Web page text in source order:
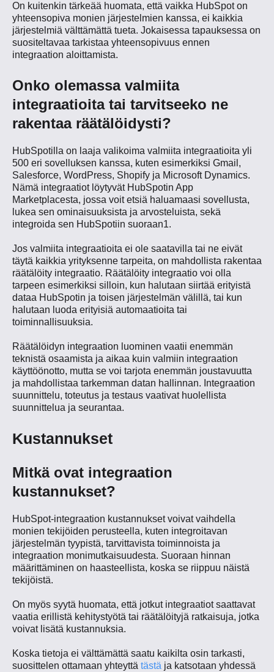
On kuitenkin tärkeää huomata, että vaikka HubSpot on
yhteensopiva monien järjestelmien kanssa, ei kaikkia
järjestelmiä välttämättä tueta. Jokaisessa tapauksessa on
suositeltavaa tarkistaa yhteensopivuus ennen
integraation aloittamista.
Onko olemassa valmiita
integraatioita tai tarvitseeko ne
rakentaa räätälöidysti?
HubSpotilla on laaja valikoima valmiita integraatioita yli
500 eri sovelluksen kanssa, kuten esimerkiksi Gmail,
Salesforce, WordPress, Shopify ja Microsoft Dynamics.
Nämä integraatiot löytyvät HubSpotin App
Marketplacesta, jossa voit etsiä haluamaasi sovellusta,
lukea sen ominaisuuksista ja arvosteluista, sekä
integroida sen HubSpotiin suoraan​1​.
Jos valmiita integraatioita ei ole saatavilla tai ne eivät
täytä kaikkia yrityksenne tarpeita, on mahdollista rakentaa
räätälöity integraatio. Räätälöity integraatio voi olla
tarpeen esimerkiksi silloin, kun halutaan siirtää erityistä
dataa HubSpotin ja toisen järjestelmän välillä, tai kun
halutaan luoda erityisiä automaatioita tai
toiminnallisuuksia.
Räätälöidyn integraation luominen vaatii enemmän
teknistä osaamista ja aikaa kuin valmiin integraation
käyttöönotto, mutta se voi tarjota enemmän joustavuutta
ja mahdollistaa tarkemman datan hallinnan. Integraation
suunnittelu, toteutus ja testaus vaativat huolellista
suunnittelua ja seurantaa​.
Kustannukset
Mitkä ovat integraation
kustannukset?
HubSpot-integraation kustannukset voivat vaihdella
monien tekijöiden perusteella, kuten integroitavan
järjestelmän tyypistä, tarvittavista toiminnoista ja
integraation monimutkaisuudesta. Suoraan hinnan
määrittäminen on haasteellista, koska se riippuu näistä
tekijöistä.
On myös syytä huomata, että jotkut integraatiot saattavat
vaatia erillistä kehitystyötä tai räätälöityjä ratkaisuja, jotka
voivat lisätä kustannuksia.
Koska tietoja ei välttämättä saatu kaikilta osin tarkasti,
suosittelen ottamaan yhteyttä tästä ja katsotaan yhdessä